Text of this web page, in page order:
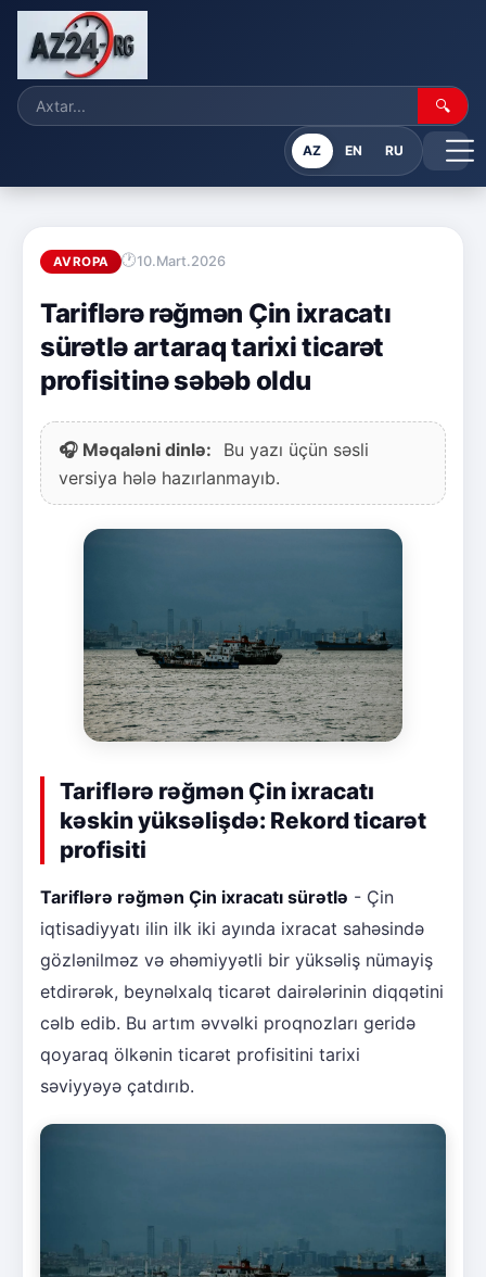
🔍
AZ EN RU
AVROPA 10.Mart.2026
Tariflərə rəğmən Çin ixracatı
sürətlə artaraq tarixi ticarət
profisitinə səbəb oldu
🎧 Məqaləni dinlə:
Bu yazı üçün səsli
versiya hələ hazırlanmayıb.
Tariflərə rəğmən Çin ixracatı
kəskin yüksəlişdə: Rekord ticarət
profisiti
Tariflərə rəğmən Çin ixracatı sürətlə - Çin
iqtisadiyyatı ilin ilk iki ayında ixracat sahəsində
gözlənilməz və əhəmiyyətli bir yüksəliş nümayiş
etdirərək, beynəlxalq ticarət dairələrinin diqqətini
cəlb edib. Bu artım əvvəlki proqnozları geridə
qoyaraq ölkənin ticarət profisitini tarixi
səviyyəyə çatdırıb.